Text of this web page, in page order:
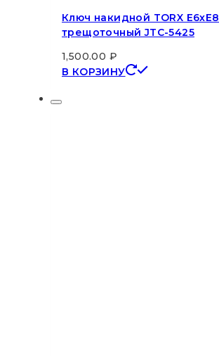
Ключ накидной TORX E6хE8
трещоточный JTC-5425
1,500.00 ₽
В КОРЗИНУ